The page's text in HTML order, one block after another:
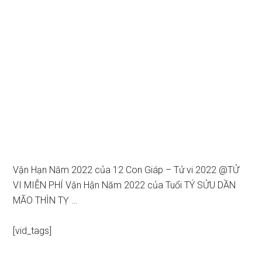
Vận Hạn Năm 2022 của 12 Con Giáp – Tử vi 2022 @TỬ
VI MIỄN PHÍ Vận Hận Năm 2022 của Tuổi TÝ SỬU DẦN
MÃO THÌN TỴ …
[vid_tags]